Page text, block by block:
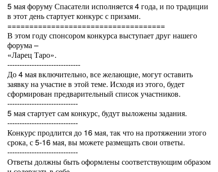
5 мая форуму Спасатели исполняется 4 года, и по традиции
в этот день стартует конкурс с призами.
====================================
В этом году спонсором конкурса выступает друг нашего
форума –
«Ларец Таро».
------------------------------
До 4 мая включительно, все желающие, могут оставить
заявку на участие в этой теме. Исходя из этого, будет
сформирован предварительный список участников.
-----------------------------
5 мая стартует сам конкурс, будут выложены задания.
-----------------------------
Конкурс продлится до 16 мая, так что на протяжении этого
срока, с 5-16 мая, вы можете размещать свои ответы.
-----------------------------
Ответы должны быть оформлены соответствующим образом